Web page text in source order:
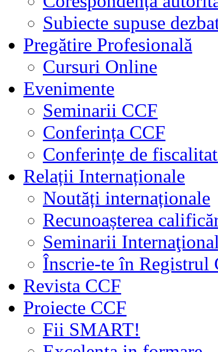
Subiecte supuse
Pregătire Profesională
Cursuri Online
Evenimente
Seminarii CCF
Conferința CCF
Conferințe de
Relații Internaționale
Noutăți internaționale
Recunoașterea
Seminarii
Înscrie-te în Registrul
Revista CCF
Proiecte CCF
Fii SMART!